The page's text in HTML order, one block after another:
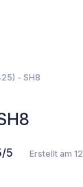
- SH8
5 Erstellt am